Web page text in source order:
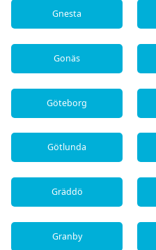
Gnesta
Gonäs
Göteborg
Götlunda
Gräddö
Granby